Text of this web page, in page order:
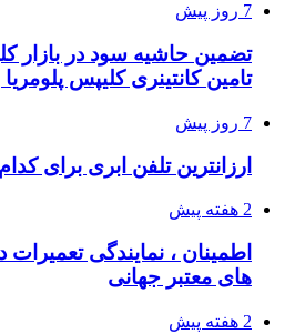
7 روز پیش
تضمین حاشیه سود در بازار
تامین کانتینری کلیپس
7 روز پیش
ارزانترین تلفن ابری برای
2 هفته پیش
اطمینان ، نمایندگی تعمیرات
های معتبر جهانی
2 هفته پیش